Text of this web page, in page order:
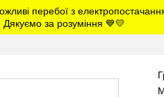
перебої з
за розуміння 💙💛